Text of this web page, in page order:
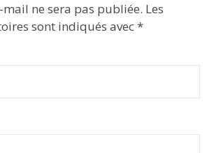
mail ne sera pas publiée. Les
sont indiqués avec*